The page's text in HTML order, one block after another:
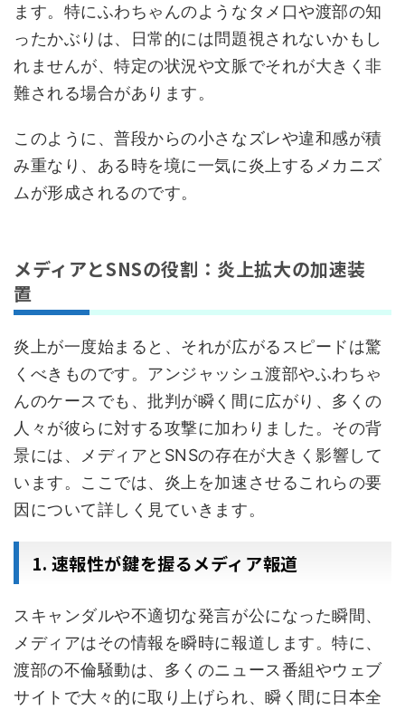
ます。特にふわちゃんのようなタメ口や渡部の知
ったかぶりは、日常的には問題視されないかもし
れませんが、特定の状況や文脈でそれが大きく非
難される場合があります。
このように、普段からの小さなズレや違和感が積
み重なり、ある時を境に一気に炎上するメカニズ
ムが形成されるのです。
メディアとSNSの役割：炎上拡大の加速装
置
炎上が一度始まると、それが広がるスピードは驚
くべきものです。アンジャッシュ渡部やふわちゃ
んのケースでも、批判が瞬く間に広がり、多くの
人々が彼らに対する攻撃に加わりました。その背
景には、メディアとSNSの存在が大きく影響して
います。ここでは、炎上を加速させるこれらの要
因について詳しく見ていきます。
1. 速報性が鍵を握るメディア報道
スキャンダルや不適切な発言が公になった瞬間、
メディアはその情報を瞬時に報道します。特に、
渡部の不倫騒動は、多くのニュース番組やウェブ
サイトで大々的に取り上げられ、瞬く間に日本全